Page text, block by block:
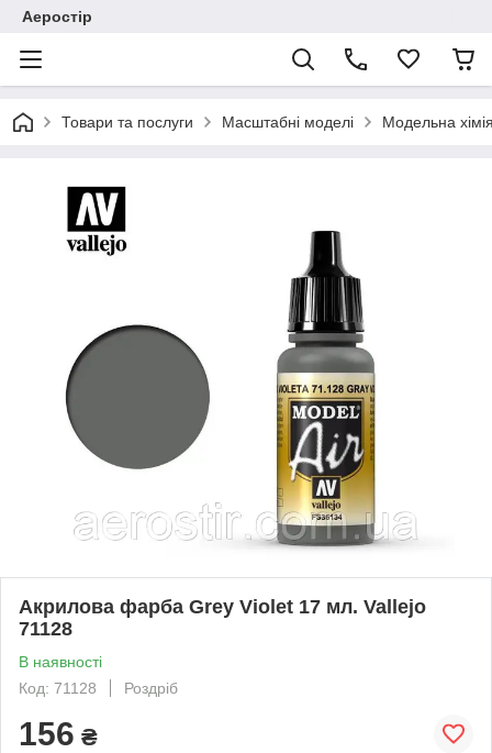
Аеростір
Товари та послуги Масштабні моделі Модельна
Акрилова фарба Grey Violet 17 мл. Vallejo
71128
В наявності
Код: 71128
Роздріб
156 ₴